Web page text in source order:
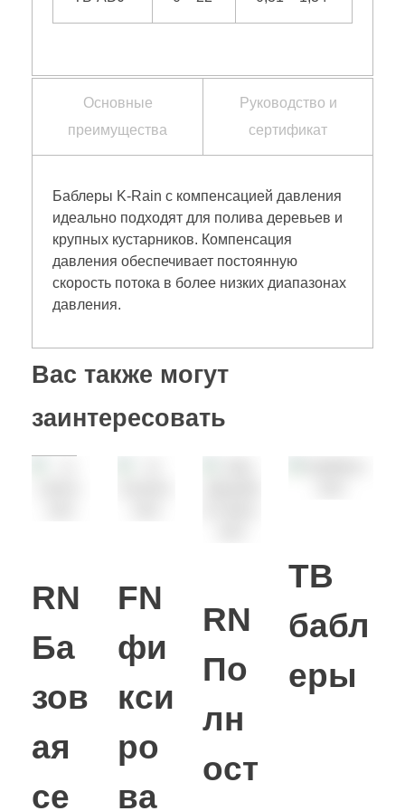
Основные
преимущества
Руководство и
сертификат
Баблеры K-Rain с компенсацией давления
идеально подходят для полива деревьев и
крупных кустарников. Компенсация
давления обеспечивает постоянную
скорость потока в более низких диапазонах
давления.
Вас также могут
заинтересовать
RN
Ба
зов
ая
се
FN
фи
кси
ро
ва
RN
По
лн
ост
TB
бабл
еры